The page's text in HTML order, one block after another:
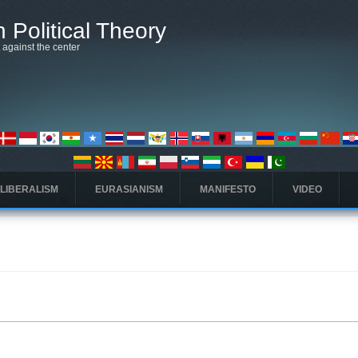
Political Theory
the center
EURASIANISM MANIFESTO VIDEO